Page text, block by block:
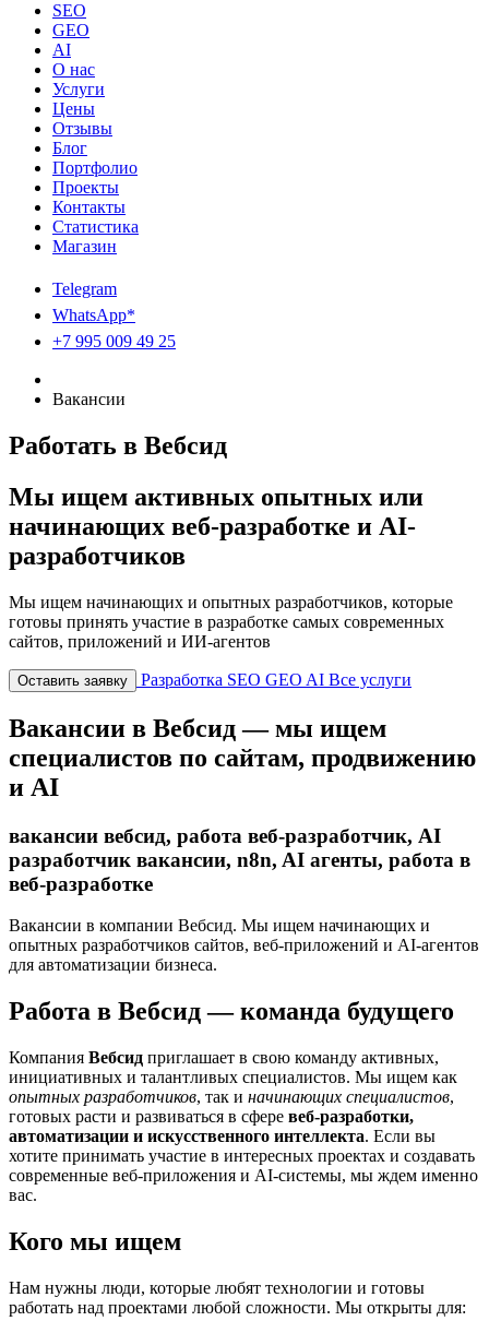
SEO
GEO
AI
О нас
Услуги
Цены
Отзывы
Блог
Портфолио
Проекты
Контакты
Статистика
Магазин
Telegram
WhatsApp*
+7 995 009 49 25
Вакансии
Работать в Вебсид
Мы ищем активных опытных или
начинающих веб-разработке и AI-
разработчиков
Мы ищем начинающих и опытных разработчиков, которые
готовы принять участие в разработке самых современных
сайтов, приложений и ИИ-агентов
Оставить заявку Разработка SEO GEO AI Все услуги
Вакансии в Вебсид — мы ищем
специалистов по сайтам, продвижению
и AI
вакансии вебсид, работа веб-разработчик, AI
разработчик вакансии, n8n, AI агенты, работа в
веб-разработке
Вакансии в компании Вебсид. Мы ищем начинающих и
опытных разработчиков сайтов, веб-приложений и AI-агентов
для автоматизации бизнеса.
Работа в Вебсид — команда будущего
Компания Вебсид приглашает в свою команду активных,
инициативных и талантливых специалистов. Мы ищем как
опытных разработчиков, так и начинающих специалистов,
готовых расти и развиваться в сфере веб-разработки,
автоматизации и искусственного интеллекта. Если вы
хотите принимать участие в интересных проектах и создавать
современные веб-приложения и AI-системы, мы ждем именно
вас.
Кого мы ищем
Нам нужны люди, которые любят технологии и готовы
работать над проектами любой сложности. Мы открыты для: